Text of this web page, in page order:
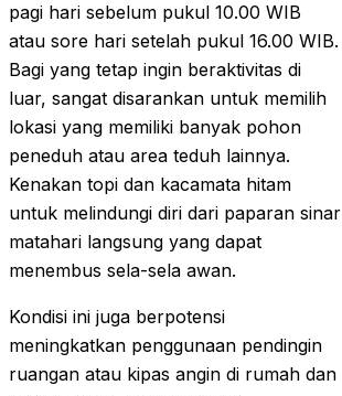
pagi hari sebelum pukul 10.00 WIB
atau sore hari setelah pukul 16.00 WIB.
Bagi yang tetap ingin beraktivitas di
luar, sangat disarankan untuk memilih
lokasi yang memiliki banyak pohon
peneduh atau area teduh lainnya.
Kenakan topi dan kacamata hitam
untuk melindungi diri dari paparan sinar
matahari langsung yang dapat
menembus sela-sela awan.
Kondisi ini juga berpotensi
meningkatkan penggunaan pendingin
ruangan atau kipas angin di rumah dan